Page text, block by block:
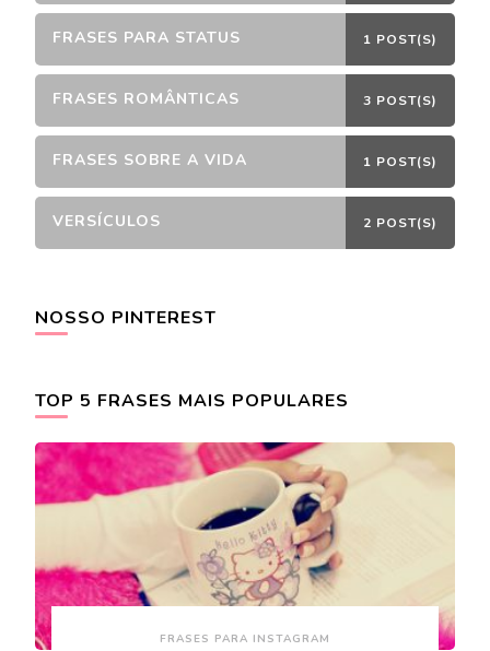
FRASES PARA STATUS 1 POST(S)
FRASES ROMÂNTICAS 3 POST(S)
FRASES SOBRE A VIDA 1 POST(S)
VERSÍCULOS 2 POST(S)
NOSSO PINTEREST
TOP 5 FRASES MAIS POPULARES
FRASES PARA INSTAGRAM